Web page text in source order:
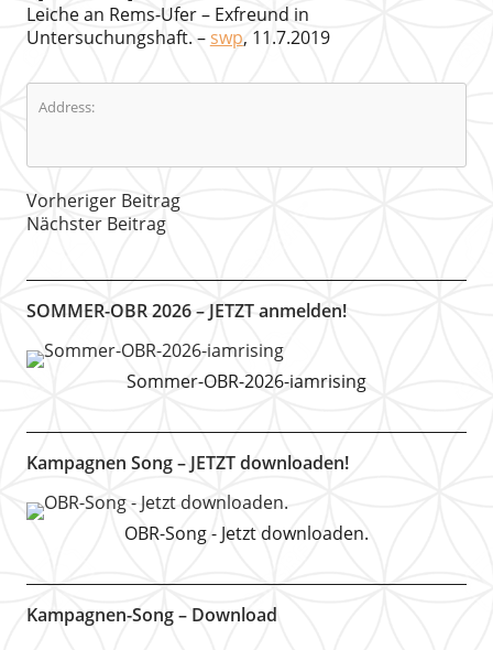
Leiche an Rems-Ufer – Exfreund in
Untersuchungshaft. – swp, 11.7.2019
Address:
Vorheriger Beitrag
Nächster Beitrag
SOMMER-OBR 2026 – JETZT anmelden!
Sommer-OBR-2026-iamrising
Kampagnen Song – JETZT downloaden!
OBR-Song - Jetzt downloaden.
Kampagnen-Song – Download